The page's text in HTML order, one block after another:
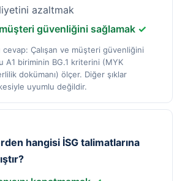
azaltmak
güvenliğini sağlamak ✓
cevap: Çalışan ve müşteri güvenliğini
A1 biriminin BG.1 kriterini (MYK
dokümanı) ölçer. Diğer şıklar
uyumlu değildir.
hangisi İSG talimatlarına